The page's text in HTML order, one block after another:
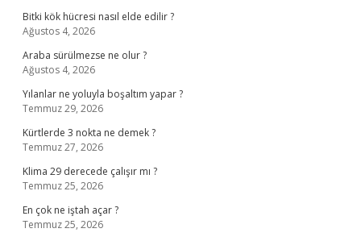
Bitki kök hücresi nasıl elde edilir ?
Ağustos 4, 2026
Araba sürülmezse ne olur ?
Ağustos 4, 2026
Yılanlar ne yoluyla boşaltım yapar ?
Temmuz 29, 2026
Kürtlerde 3 nokta ne demek ?
Temmuz 27, 2026
Klima 29 derecede çalışır mı ?
Temmuz 25, 2026
En çok ne iştah açar ?
Temmuz 25, 2026